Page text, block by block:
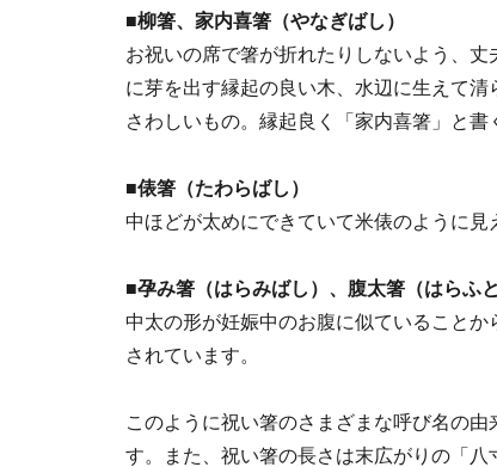
■柳箸、家内喜箸（やなぎばし）
お祝いの席で箸が折れたりしないよう、
に芽を出す縁起の良い木、水辺に生えて
さわしいもの。縁起良く「家内喜箸」と書
■俵箸（たわらばし）
中ほどが太めにできていて米俵のように見
■孕み箸（はらみばし）、腹太箸（はらふ
中太の形が妊娠中のお腹に似ていること
されています。
このように祝い箸のさまざまな呼び名の
す。また、祝い箸の長さは末広がりの「八